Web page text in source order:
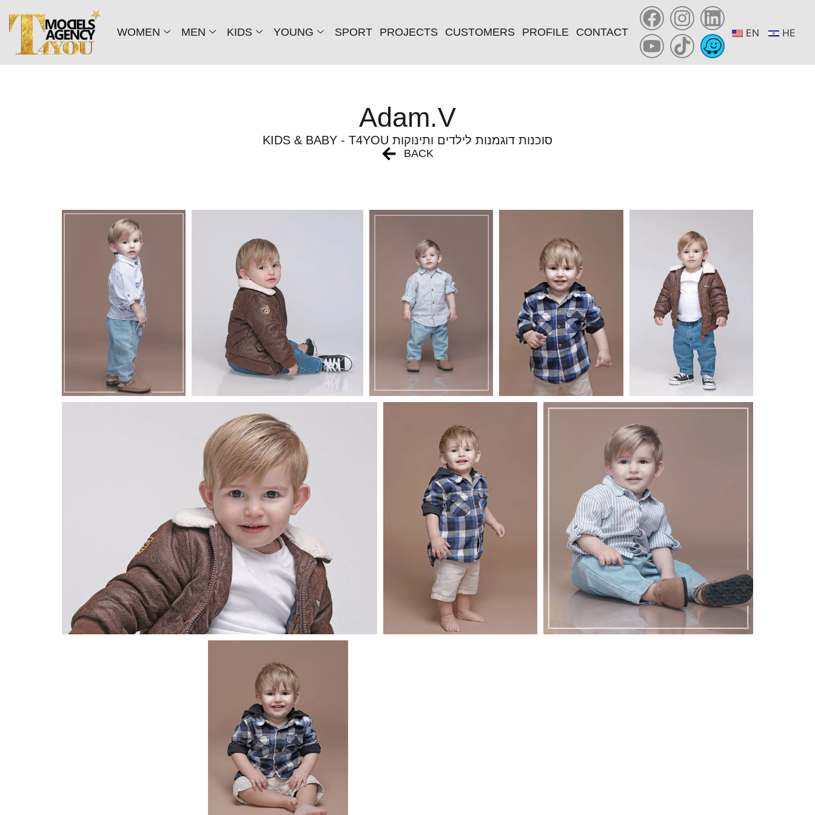
WOMEN MEN KIDS YOUNG SPORT PROJECTS CUSTOMERS PROFILE CONTACT EN HE
Adam.V
KIDS & BABY - T4YOU סוכנות דוגמנות לילדים ותינוקות
BACK